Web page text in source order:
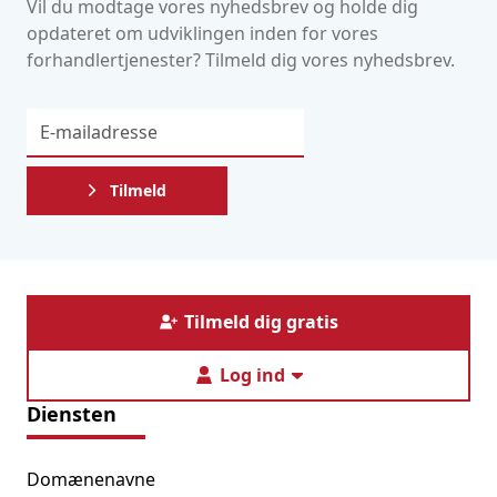
Vil du modtage vores nyhedsbrev og holde dig
opdateret om udviklingen inden for vores
forhandlertjenester? Tilmeld dig vores nyhedsbrev.
Tilmeld
Tilmeld dig gratis
Log ind
Diensten
Domænenavne